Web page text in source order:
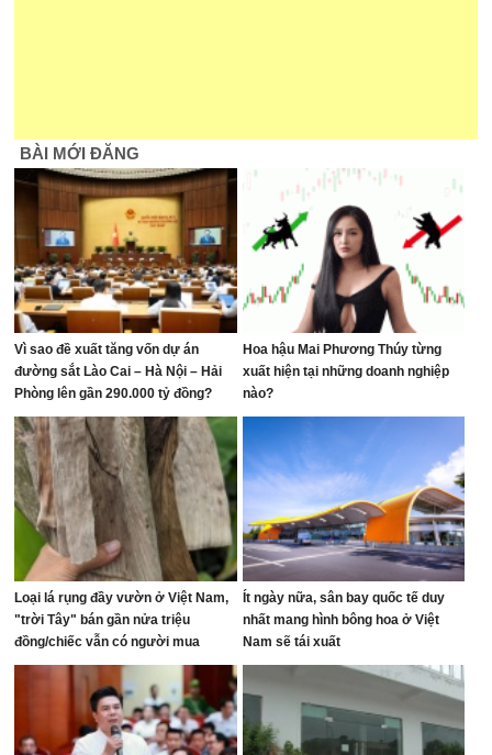
BÀI MỚI ĐĂNG
Vì sao đề xuất tăng vốn dự án
đường sắt Lào Cai – Hà Nội – Hải
Phòng lên gần 290.000 tỷ đồng?
Hoa hậu Mai Phương Thúy từng
xuất hiện tại những doanh nghiệp
nào?
Loại lá rụng đầy vườn ở Việt Nam,
"trời Tây" bán gần nửa triệu
đồng/chiếc vẫn có người mua
Ít ngày nữa, sân bay quốc tế duy
nhất mang hình bông hoa ở Việt
Nam sẽ tái xuất